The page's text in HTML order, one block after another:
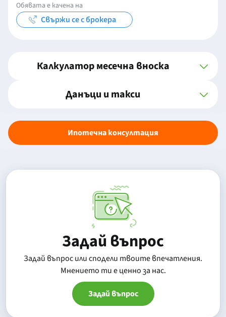
Обявата е качена на
Свържи се с брокера
Калкулатор месечна вноска
Данъци и такси
Ипотечна консултация
Задай въпрос
Задай въпрос или сподели твоите впечатления.
Mнението ти е ценно за нас.
Задай въпрос